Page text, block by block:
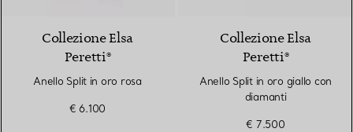
Collezione Elsa
Peretti®
Anello Split in oro rosa
€ 6.100
Collezione Elsa
Peretti®
Anello Split in oro giallo con
diamanti
€ 7.500